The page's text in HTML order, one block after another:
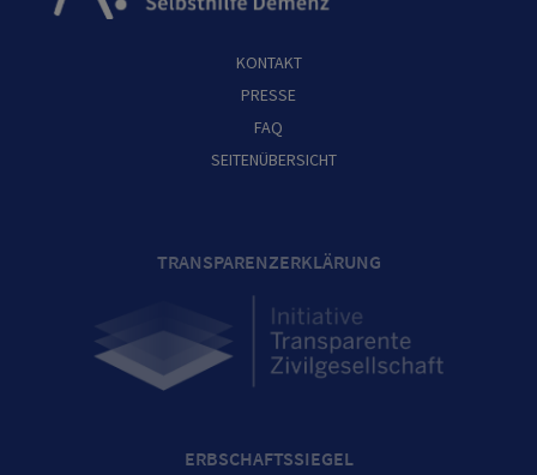
KONTAKT
PRESSE
FAQ
SEITENÜBERSICHT
TRANSPARENZERKLÄRUNG
ERBSCHAFTSSIEGEL